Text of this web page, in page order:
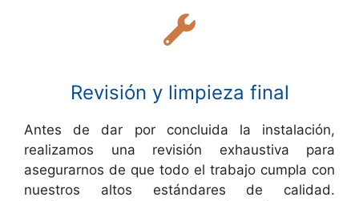
Revisión y limpieza final
Antes de dar por concluida la instalación,
realizamos una revisión exhaustiva para
asegurarnos de que todo el trabajo cumpla con
nuestros altos estándares de calidad.